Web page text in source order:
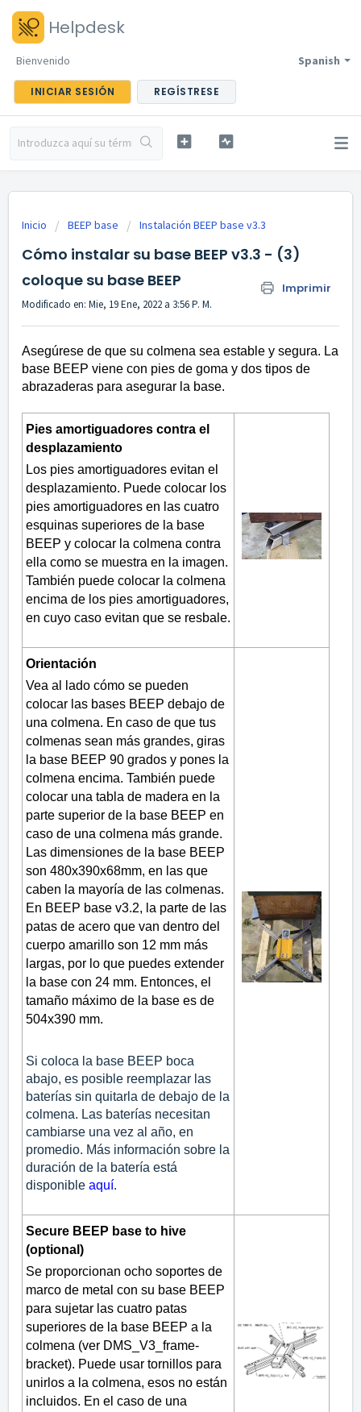
Helpdesk
Spanish
Bienvenido
INICIAR SESIÓN REGÍSTRESE
Inicio BEEP base Instalación BEEP base v3.3
Cómo instalar su base BEEP v3.3 - (3)
coloque su base BEEP
Imprimir
Modificado en: Mie, 19 Ene, 2022 a 3:56 P. M.
Asegúrese de que su colmena sea estable y segura. La
base BEEP viene con pies de goma y dos tipos de
abrazaderas para asegurar la base.
Pies amortiguadores contra el
desplazamiento
Los pies amortiguadores evitan el
desplazamiento. Puede colocar los
pies amortiguadores en las cuatro
esquinas superiores de la base
BEEP y colocar la colmena contra
ella como se muestra en la imagen.
También puede colocar la colmena
encima de los pies amortiguadores,
en cuyo caso evitan que se resbale.
Orientación
Vea al lado cómo se pueden
colocar las bases BEEP debajo de
una colmena. En caso de que tus
colmenas sean más grandes, giras
la base BEEP 90 grados y pones la
colmena encima. También puede
colocar una tabla de madera en la
parte superior de la base BEEP en
caso de una colmena más grande.
Las dimensiones de la base BEEP
son 480x390x68mm, en las que
caben la mayoría de las colmenas.
En BEEP base v3.2, la parte de las
patas de acero que van dentro del
cuerpo amarillo son 12 mm más
largas, por lo que puedes extender
la base con 24 mm. Entonces, el
tamaño máximo de la base es de
504x390 mm.
Si coloca la base BEEP boca
abajo, es posible reemplazar las
baterías sin quitarla de debajo de la
colmena. Las baterías necesitan
cambiarse una vez al año, en
promedio. Más información sobre la
duración de la batería está
disponible aquí.
Secure BEEP base to hive
(optional)
Se proporcionan ocho soportes de
marco de metal con su base BEEP
para sujetar las cuatro patas
superiores de la base BEEP a la
colmena (ver DMS_V3_frame-
bracket). Puede usar tornillos para
unirlos a la colmena, esos no están
incluidos. En el caso de una